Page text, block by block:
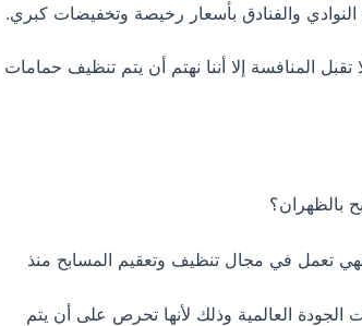
النوادي والفنادق بأسعار رخيصة وتخفيضات كبري.
المنافسة إلا أننا نهتم أن يتم تنظيف حمامات
بالظهران؟
تعمل في مجال تنظيف وتعقيم المسابح منذ
العالمية وذلك لأنها تحرص على أن يتم